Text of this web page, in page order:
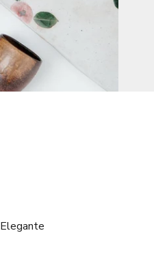
Elegante